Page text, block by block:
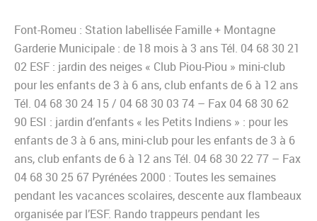
Font-Romeu : Station labellisée Famille + Montagne
Garderie Municipale : de 18 mois à 3 ans Tél. 04 68 30 21
02 ESF : jardin des neiges « Club Piou-Piou » mini-club
pour les enfants de 3 à 6 ans, club enfants de 6 à 12 ans
Tél. 04 68 30 24 15 / 04 68 30 03 74 – Fax 04 68 30 62
90 ESI : jardin d’enfants « les Petits Indiens » : pour les
enfants de 3 à 6 ans, mini-club pour les enfants de 3 à 6
ans, club enfants de 6 à 12 ans Tél. 04 68 30 22 77 – Fax
04 68 30 25 67 Pyrénées 2000 : Toutes les semaines
pendant les vacances scolaires, descente aux flambeaux
organisée par l’ESF. Rando trappeurs pendant les